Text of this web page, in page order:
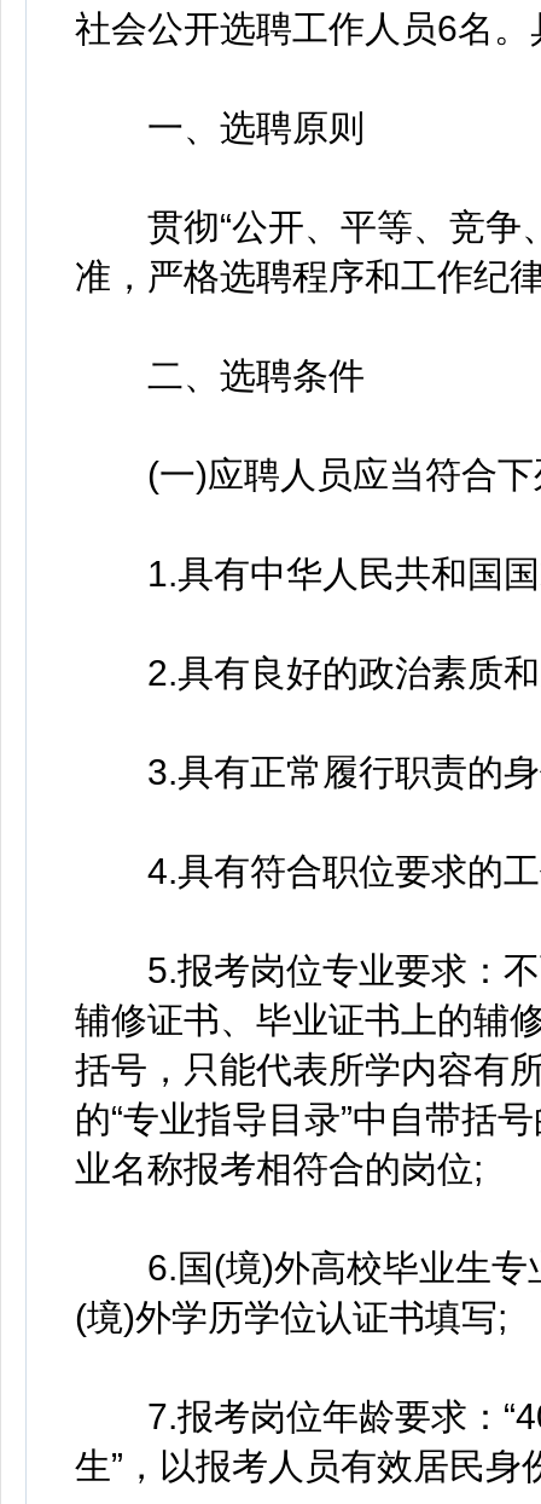
社会公开选聘工作人员6名
一、选聘原则
贯彻“公开、平等、竞争
准，严格选聘程序和工作纪
二、选聘条件
(一)应聘人员应当符合下
1.具有中华人民共和国
2.具有良好的政治素质和
3.具有正常履行职责的身
4.具有符合职位要求的工
5.报考岗位专业要求：不
辅修证书、毕业证书上的辅
括号，只能代表所学内容有
的“专业指导目录”中自带括
业名称报考相符合的岗位;
6.国(境)外高校毕业生专
(境)外学历学位认证书填写;
7.报考岗位年龄要求：
生”，以报考人员有效居民身